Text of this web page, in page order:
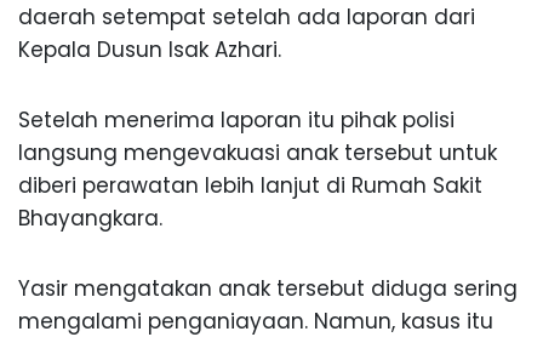
daerah setempat setelah ada laporan dari
Kepala Dusun Isak Azhari.
Setelah menerima laporan itu pihak polisi
langsung mengevakuasi anak tersebut untuk
diberi perawatan lebih lanjut di Rumah Sakit
Bhayangkara.
Yasir mengatakan anak tersebut diduga sering
mengalami penganiayaan. Namun, kasus itu